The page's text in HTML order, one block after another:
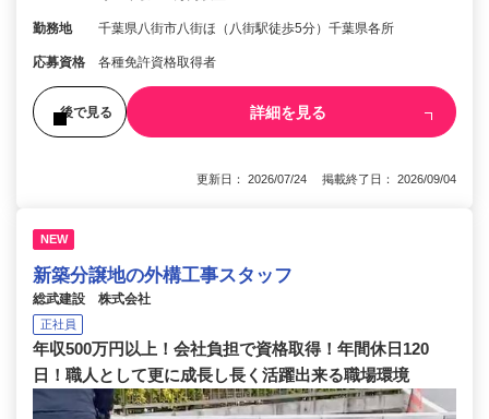
勤務地 千葉県八街市八街ほ（八街駅徒歩5分）千葉県各所
応募資格 各種免許資格取得者
後で見る 詳細を見る
更新日： 2026/07/24 掲載終了日： 2026/09/04
NEW
新築分譲地の外構工事スタッフ
総武建設 株式会社
正社員
年収500万円以上！会社負担で資格取得！年間休日120
日！職人として更に成長し長く活躍出来る職場環境